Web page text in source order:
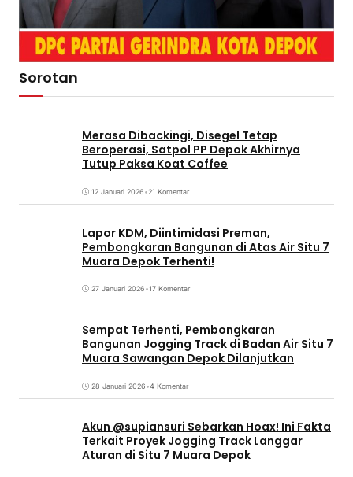
Sorotan
Merasa Dibackingi, Disegel Tetap
Beroperasi, Satpol PP Depok Akhirnya
Tutup Paksa Koat Coffee
12 Januari 2026•21 Komentar
Lapor KDM, Diintimidasi Preman,
Pembongkaran Bangunan di Atas Air Situ 7
Muara Depok Terhenti!
27 Januari 2026•17 Komentar
Sempat Terhenti, Pembongkaran
Bangunan Jogging Track di Badan Air Situ 7
Muara Sawangan Depok Dilanjutkan
28 Januari 2026•4 Komentar
Akun @supiansuri Sebarkan Hoax! Ini Fakta
Terkait Proyek Jogging Track Langgar
Aturan di Situ 7 Muara Depok